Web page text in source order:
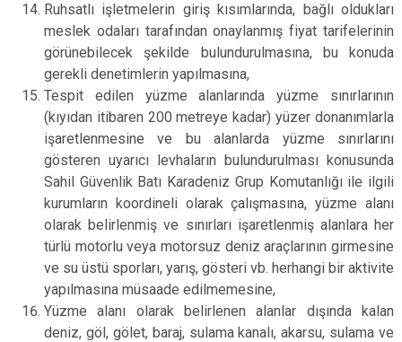
Ruhsatlı işletmelerin giriş kısımlarında, bağlı oldukları
meslek odaları tarafından onaylanmış fiyat tarifelerinin
görünebilecek şekilde bulundurulmasına, bu konuda
gerekli denetimlerin yapılmasına,
Tespit edilen yüzme alanlarında yüzme sınırlarının
(kıyıdan itibaren 200 metreye kadar) yüzer donanımlarla
işaretlenmesine ve bu alanlarda yüzme sınırlarını
gösteren uyarıcı levhaların bulundurulması konusunda
Sahil Güvenlik Batı Karadeniz Grup Komutanlığı ile ilgili
kurumların koordineli olarak çalışmasına, yüzme alanı
olarak belirlenmiş ve sınırları işaretlenmiş alanlara her
türlü motorlu veya motorsuz deniz araçlarının girmesine
ve su üstü sporları, yarış, gösteri vb. herhangi bir aktivite
yapılmasına müsaade edilmemesine,
Yüzme alanı olarak belirlenen alanlar dışında kalan
deniz, göl, gölet, baraj, sulama kanalı, akarsu, sulama ve